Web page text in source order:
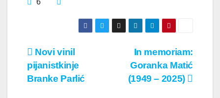
Кретање
чланка
In memoriam:
Goranka Matić
(1949 – 2025)
Novi vinil
pijanistkinje
Branke Parlić